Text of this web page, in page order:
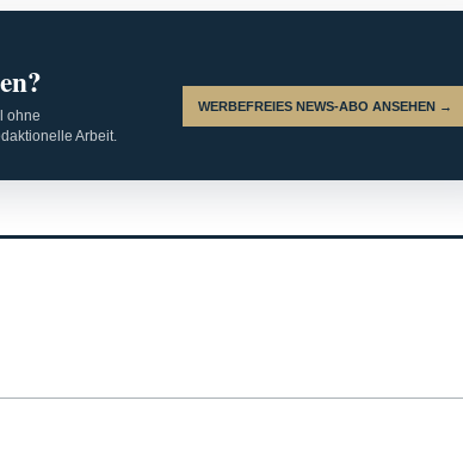
ohne
Arbeit.
WERBEFREIES NEWS-ABO ANSEHEN →